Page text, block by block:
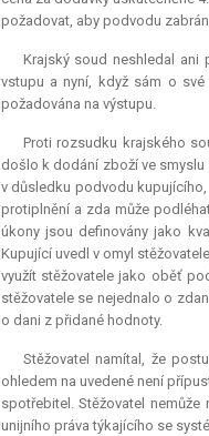
požadovat, aby podvodu
Krajský soud neshledal ani
vstupu a nyní, když sám o
požadována na výstupu.
Proti rozsudku krajského
došlo k dodání zboží ve smyslu
v důsledku podvodu
protiplnění a zda může
úkony jsou definovány jako
Kupující uvedl v omyl
využít stěžovatele jako oběť
stěžovatele se nejednalo o
o dani z přidané hodnoty.
Stěžovatel namítal, že
ohledem na uvedené není
spotřebitel. Stěžovatel
unijního práva týkajícího se